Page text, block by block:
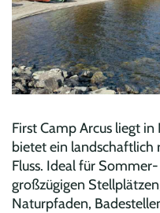
First Camp Arcus liegt
bietet ein landschaftlich
Fluss. Ideal für
großzügigen
Naturpfaden,